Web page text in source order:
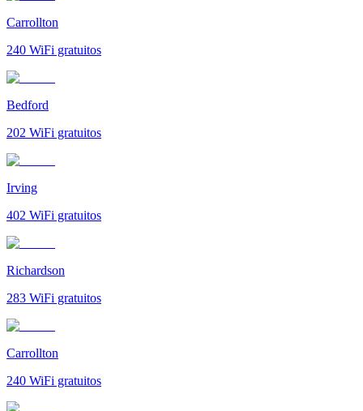
Carrollton
240 WiFi gratuitos
Bedford
202 WiFi gratuitos
Irving
402 WiFi gratuitos
Richardson
283 WiFi gratuitos
Carrollton
240 WiFi gratuitos